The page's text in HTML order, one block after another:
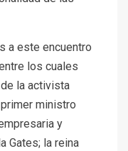
a este encuentro
los cuales
la activista
ministro
y
Gates; la reina